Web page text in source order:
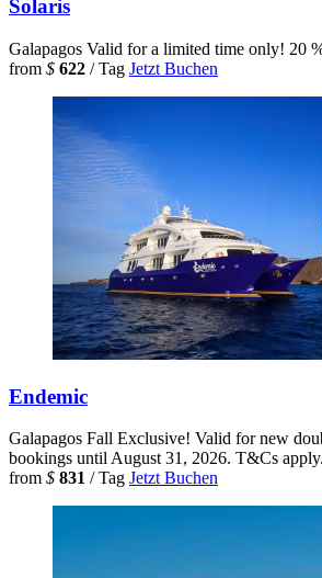
Solaris
Galapagos Valid for a limited time only! 20
from $ 622 / Tag Jetzt Buchen
Endemic
Galapagos Fall Exclusive! Valid for new
bookings until August 31, 2026. T&Cs apply.
from $ 831 / Tag Jetzt Buchen